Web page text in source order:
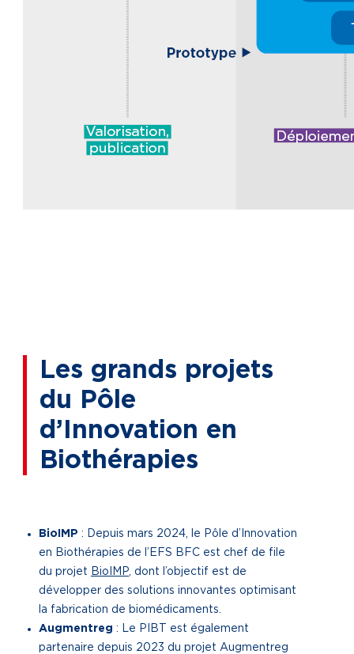
Les grands projets
du Pôle
d’Innovation en
Biothérapies
BioIMP : Depuis mars 2024, le Pôle d’Innovation
en Biothérapies de l’EFS BFC est chef de file
du projet BioIMP, dont l’objectif est de
développer des solutions innovantes optimisant
la fabrication de biomédicaments.
Augmentreg : Le PIBT est également
partenaire depuis 2023 du projet Augmentreg